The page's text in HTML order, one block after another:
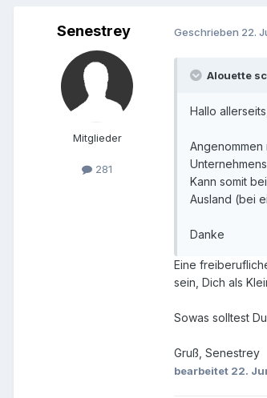
Senestrey
Mitglieder
281
Geschrieben 22.
Alouette
Hallo allerseits,
Kann somit
Ausland (bei
Danke
Eine
sein, Dich als
Sowas solltest
Gruß, Senestrey
bearbeitet 22.